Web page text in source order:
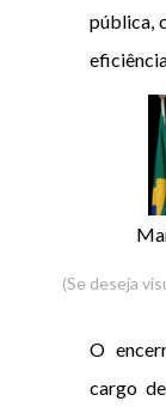
pública,
(Se deseja
O
cargo